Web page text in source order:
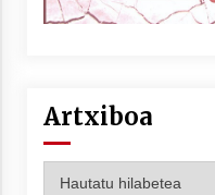
Artxiboa